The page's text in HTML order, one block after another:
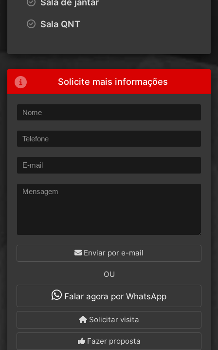
Sala QNT
Solicite mais informações
Enviar por e-mail
OU
Falar agora por WhatsApp
Solicitar visita
Fazer proposta